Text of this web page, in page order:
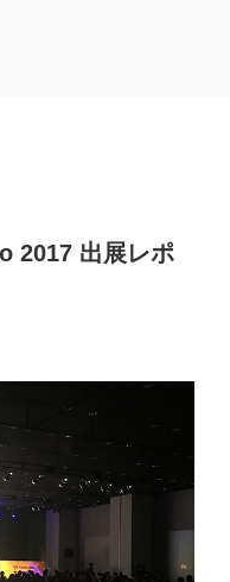
2017 出展レポ